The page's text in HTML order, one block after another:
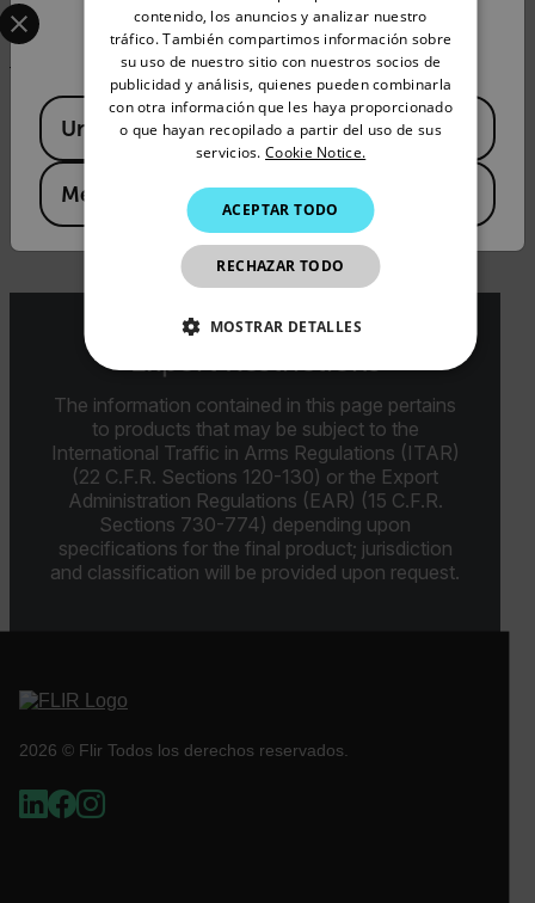
DATASHEET
Extech 461893 Datasheet
DESCARGAR
The information contained in this page pertains
to products that may be subject to the
International Traffic in Arms Regulations (ITAR)
(22 C.F.R. Sections 120-130) or the Export
Administration Regulations (EAR) (15 C.F.R.
Sections 730-774) depending upon
specifications for the final product; jurisdiction
and classification will be provided upon request.
2026 © Flir Todos los derechos reservados.
Confirm Location
Available Locations
United States
Mexico
GERMAN
FRENCH
SPANISH
PORTUGUESE
KOREAN
JAPANESE
CHINESE
contenido, los anuncios y analizar nuestro
tráfico. También compartimos información sobre
su uso de nuestro sitio con nuestros socios de
publicidad y análisis, quienes pueden combinarla
con otra información que les haya proporcionado
o que hayan recopilado a partir del uso de sus
servicios. Cookie Notice.
ACEPTAR TODO
RECHAZAR TODO
MOSTRAR DETALLES
COOKIES ESTRICTAMENTE
COOKIES DE RENDIMIENTO
COOKIES DE PREFERENCIAS
COOKIES DE FUNCIONALIDAD
Cookies de funcionalidad